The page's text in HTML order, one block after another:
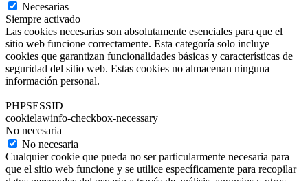
Necesarias
Siempre activado
Las cookies necesarias son absolutamente esenciales para que el
sitio web funcione correctamente. Esta categoría solo incluye
cookies que garantizan funcionalidades básicas y características de
seguridad del sitio web. Estas cookies no almacenan ninguna
información personal.
PHPSESSID
cookielawinfo-checkbox-necessary
No necesaria
No necesaria
Cualquier cookie que pueda no ser particularmente necesaria para
que el sitio web funcione y se utilice específicamente para recopilar